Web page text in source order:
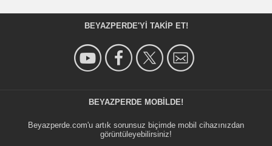
BEYAZPERDE'YI TAKIP ET!
BEYAZPERDE MOBILDE!
Beyazperde.com'u artık sorunsuz biçimde mobil cihazınızdan
görüntüleyebilirsiniz!